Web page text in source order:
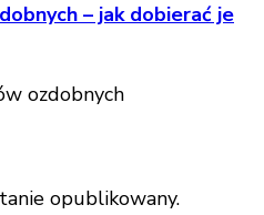
– jak dobierać je
opublikowany.